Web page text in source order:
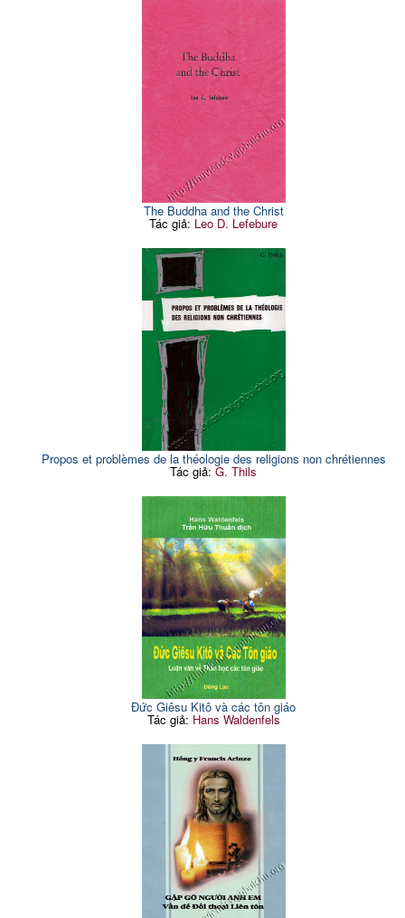
The Buddha and the Christ
Tác giả: Leo D. Lefebure
Propos et problèmes de la théologie des religions non chrétiennes
Tác giả:G. Thils
Đức Giêsu Kitô và các tôn giáo
Tác giả: Hans Waldenfels